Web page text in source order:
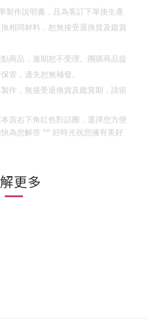
製作說明書，且為客訂下單後生產
相同材料，恕無接受退換貨及鑑賞
商品，逾期恕不受理。團購商品提
管，遺失恕無補發。
作，無接受退換貨及鑑賞期，請留
頁右下角紅色對話圈，選擇您方便
為您解答 ^^ 好時光祝您擁有美好
更多